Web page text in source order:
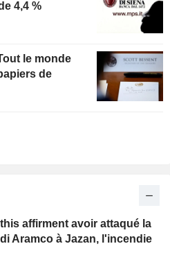
4,4 %
le monde
de
affirment avoir attaqué la
Aramco à Jazan, l'incendie